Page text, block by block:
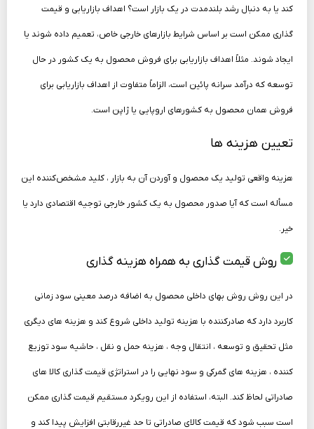
کند یا به دنبال رشد بلندمدت در یک بازار است؟ اهداف بازاریابی و قیمت
گذاری ممکن است بر اساس شرایط بازارهای خارجی خاص، تعمیم داده شوند یا
ایجاد شوند. مثلاً اهداف بازاریابی برای فروش محصول به یک کشور در حال
توسعه که درآمد سرانه پائین است، الزاماً متفاوت از اهداف بازاریابی برای
فروش همان محصول به کشورهای اروپایی یا ژاپن است.
تعیین هزینه­ ها
هزینه واقعی تولید یک محصول و آوردن آن به بازار ، کلید مشخص‌کننده این
مسأله است که آیا صدور محصول به یک کشور خارجی توجیه اقتصادی دارد یا
خیر.
روش قیمت گذاری به همراه هزینه‌ گذاری
در این روش روش بهای داخلی محصول به اضافه درصد معینی سود زمانی
کاربرد دارد که صادرکننده با هزینه تولید داخلی شروع کند و هزینه‌ های دیگری
مثل تحقیق و توسعه ، انتقال وجه ، هزینه حمل و نقل ، حاشیه سود توزیع
کننده ، هزینه­ های گمرکی و سود نهایی را در استراتژی قیمت گذاری کالا های
صادراتی لحاظ کند. البته، استفاده از این رویکرد مستقیم قیمت گذاری ممکن
است سبب شود که قیمت کالای صادراتی تا حد غیررقابتی افزایش پیدا کند و